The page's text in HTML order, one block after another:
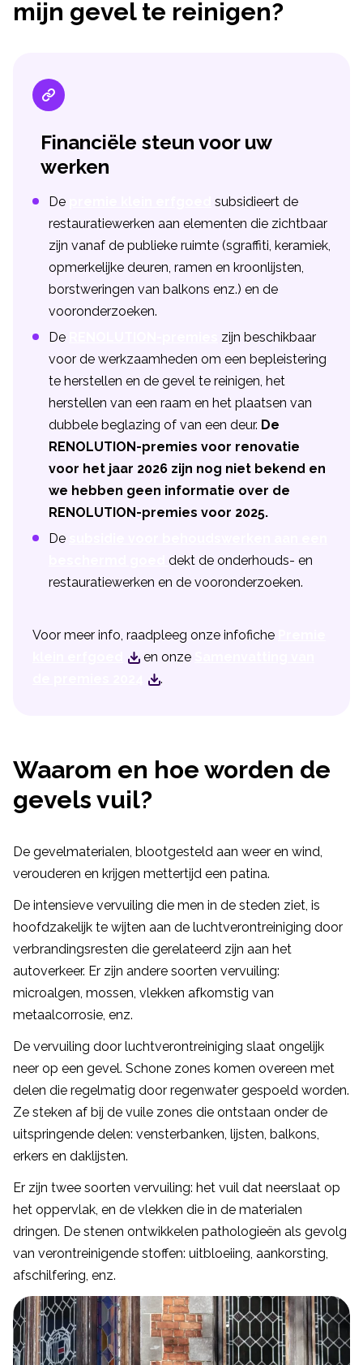
mijn gevel te reinigen?
Financiële steun voor uw
werken
De
subsidieert de
restauratiewerken aan elementen die zichtbaar
zijn vanaf de publieke ruimte (sgraffiti, keramiek,
opmerkelijke deuren, ramen en kroonlijsten,
borstweringen van balkons enz.) en de
vooronderzoeken.
De
zijn beschikbaar
voor de werkzaamheden om een bepleistering
te herstellen en de gevel te reinigen, het
herstellen van een raam en het plaatsen van
dubbele beglazing of van een deur. De
RENOLUTION-premies voor renovatie
voor het jaar 2026 zijn nog niet bekend en
we hebben geen informatie over de
RENOLUTION-premies voor 2025.
De
dekt de onderhouds- en
restauratiewerken en de vooronderzoeken.
Voor meer info, raadpleeg onze infofiche
en onze
.
Waarom en hoe worden de
gevels vuil?
De gevelmaterialen, blootgesteld aan weer en wind,
verouderen en krijgen mettertijd een patina.
De intensieve vervuiling die men in de steden ziet, is
hoofdzakelijk te wijten aan de luchtverontreiniging door
verbrandingsresten die gerelateerd zijn aan het
autoverkeer. Er zijn andere soorten vervuiling:
microalgen, mossen, vlekken afkomstig van
metaalcorrosie, enz.
De vervuiling door luchtverontreiniging slaat ongelijk
neer op een gevel. Schone zones komen overeen met
delen die regelmatig door regenwater gespoeld worden.
Ze steken af bij de vuile zones die ontstaan onder de
uitspringende delen: vensterbanken, lijsten, balkons,
erkers en daklijsten.
Er zijn twee soorten vervuiling: het vuil dat neerslaat op
het oppervlak, en de vlekken die in de materialen
dringen. De stenen ontwikkelen pathologieën als gevolg
van verontreinigende stoffen: uitbloeiing, aankorsting,
afschilfering, enz.